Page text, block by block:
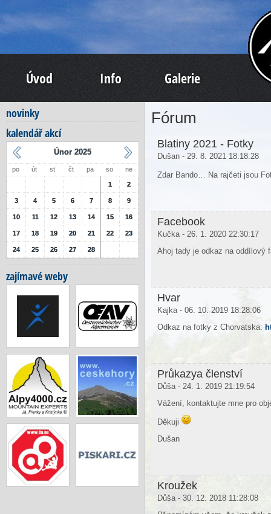
Úvod Info Galerie
novinky
kalendář akcí
Únor 2025
po út st čt pa so ne
1 2
3 4 5 6 7 8 9
10 11 12 13 14 15 16
17 18 19 20 21 22 23
24 25 26 27 28
zajímavé weby
Fórum
Blatiny 2021 - Fotky
Dušan - 29. 8. 2021 18:18:28
Zdar Bando… Na rajčeti jsou
Facebook
Kučka - 26. 1. 2020 22:30:17
Ahoj tady je odkaz na oddílový
Hvar
Kajka - 06. 10. 2019 18:28:06
Odkaz na fotky z Chorvatska:
Průkazya členství
Důša - 24. 1. 2019 21:19:54
Vážení, kontaktujte mne pro
Děkuji
Dušan
Kroužek
Důša - 30. 12. 2018 11:28:08